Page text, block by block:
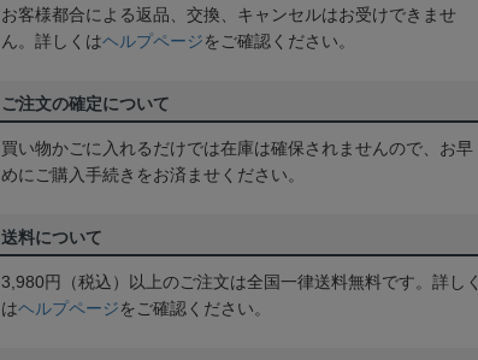
お客様都合による返品、交換、キャンセルはお受けできませ
ん。詳しくはヘルプページをご確認ください。
ご注文の確定について
買い物かごに入れるだけでは在庫は確保されませんので、お早
めにご購入手続きをお済ませください。
送料について
3,980円（税込）以上のご注文は全国一律送料無料です。詳しく
はヘルプページをご確認ください。